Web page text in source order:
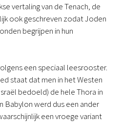
vertaling van de Tenach, de
ook geschreven zodat Joden
begrijpen in hun
een speciaal leesrooster.
staat dat men in het Westen
bedoeld) de hele Thora in
Babylon werd dus een ander
een vroege variant